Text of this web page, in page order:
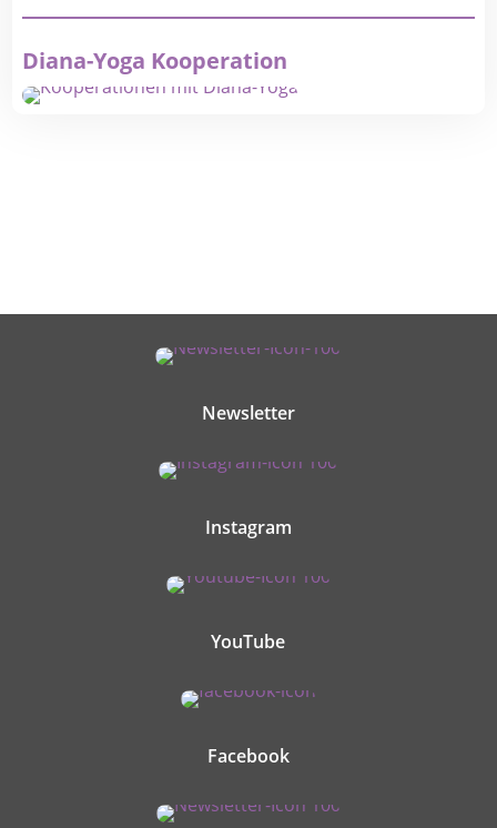
Diana-Yoga Kooperation
Newsletter
Instagram
YouTube
Facebook